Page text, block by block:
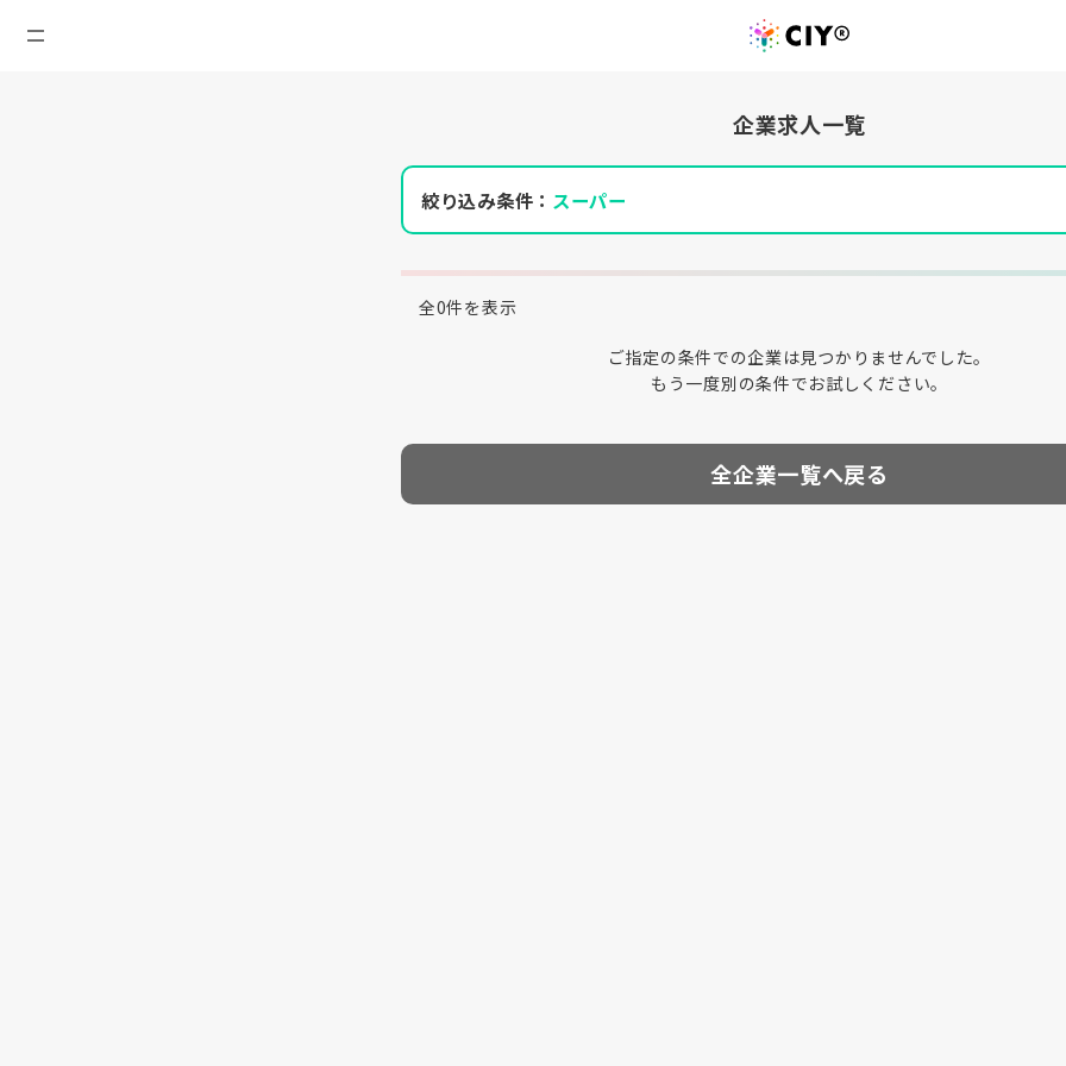
企業求人一覧
絞り込み条件： スーパー
全0件を表示
ご指定の条件での企業は見つかりませんでした。
もう一度別の条件でお試しください。
全企業一覧へ戻る